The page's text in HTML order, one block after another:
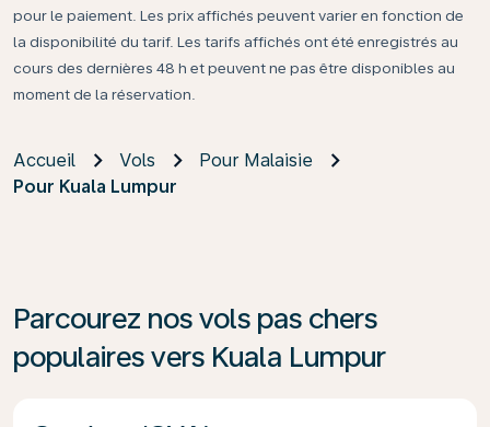
pour le paiement. Les prix affichés peuvent varier en fonction de
la disponibilité du tarif. Les tarifs affichés ont été enregistrés au
cours des dernières 48 h et peuvent ne pas être disponibles au
moment de la réservation.
Accueil Vols
Pour Malaisie
Pour Kuala Lumpur
Parcourez nos vols pas chers
populaires vers Kuala Lumpur